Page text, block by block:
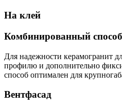
На клей
Комбинированный способ
Для надежности керамогранит
профилю и дополнительно
способ оптимален для
Вентфасад